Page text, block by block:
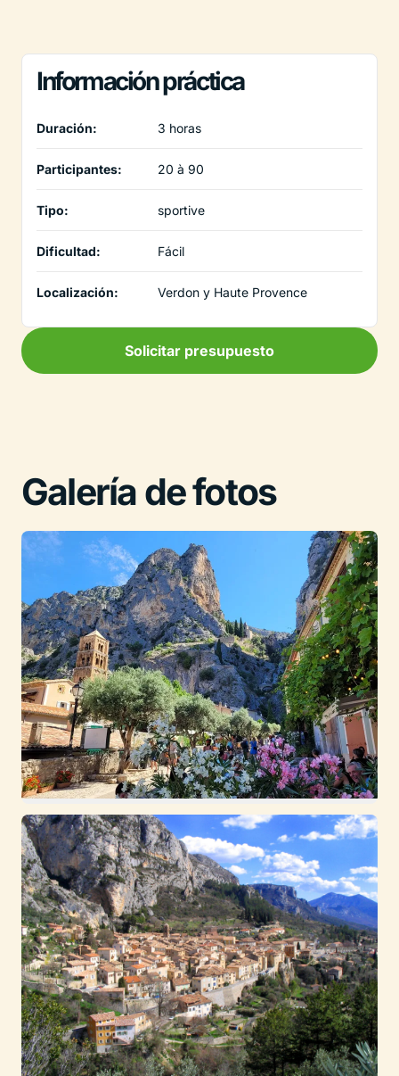
Información práctica
Duración: 3 horas
Participantes: 20 à 90
Tipo: sportive
Dificultad: Fácil
Localización: Verdon y Haute Provence
Solicitar presupuesto
Galería de fotos